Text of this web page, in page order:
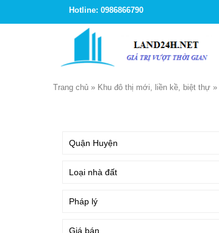
Hotline: 0986866790
Trang chủ » Khu đô thị mới, liền kề, biệt thự »